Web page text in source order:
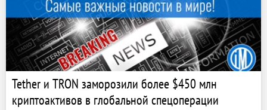
Tether и TRON заморозили более $450 млн
криптоактивов в глобальной спецоперации